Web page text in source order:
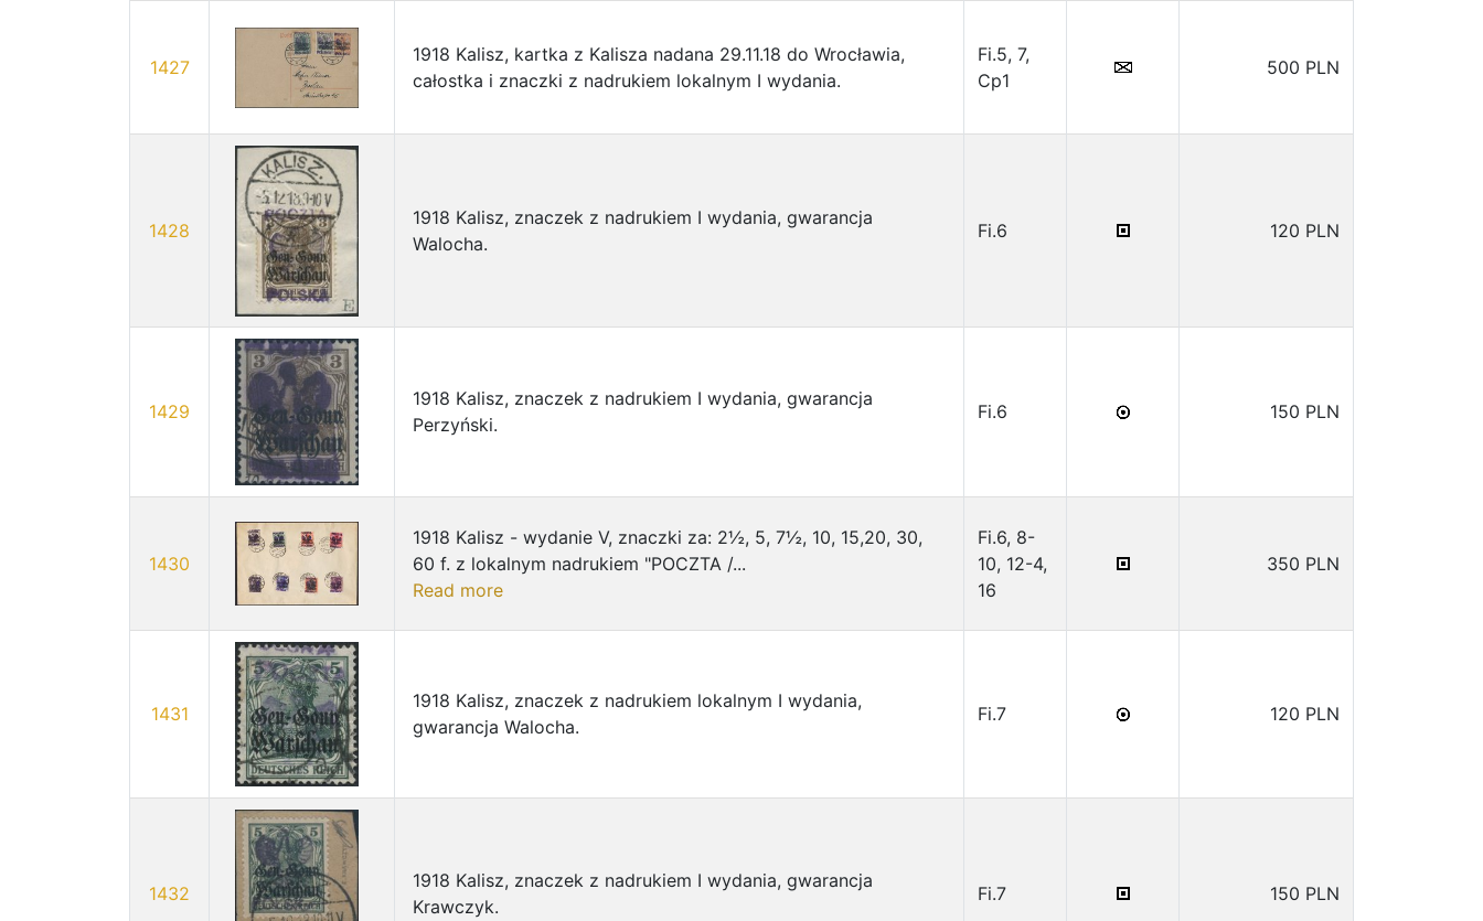
1427
1918 Kalisz, kartka z Kalisza nadana 29.11.18 do Wrocławia,
całostka i znaczki z nadrukiem lokalnym I wydania.
Fi.5, 7,
Cp1
500 PLN
1428
1918 Kalisz, znaczek z nadrukiem I wydania, gwarancja
Walocha.
Fi.6 120 PLN
1429
1918 Kalisz, znaczek z nadrukiem I wydania, gwarancja
Perzyński.
Fi.6 150 PLN
1430
1918 Kalisz - wydanie V, znaczki za: 2½, 5, 7½, 10, 15,20, 30,
60 f. z lokalnym nadrukiem "POCZTA /...
Read more
Fi.6, 8-
10, 12-4,
16
350 PLN
1431
1918 Kalisz, znaczek z nadrukiem lokalnym I wydania,
gwarancja Walocha.
Fi.7 120 PLN
1432
1918 Kalisz, znaczek z nadrukiem I wydania, gwarancja
Krawczyk.
Fi.7 150 PLN